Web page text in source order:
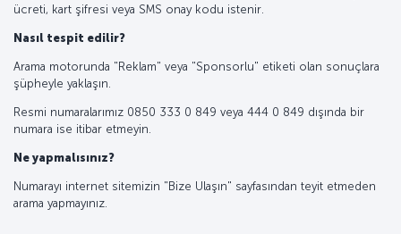
ücreti, kart şifresi veya SMS onay kodu istenir.
Nasıl tespit edilir?
Arama motorunda "Reklam" veya "Sponsorlu" etiketi olan sonuçlara
şüpheyle yaklaşın.
Resmi numaralarımız 0850 333 0 849 veya 444 0 849 dışında bir
numara ise itibar etmeyin.
Ne yapmalısınız?
Numarayı internet sitemizin "Bize Ulaşın" sayfasından teyit etmeden
arama yapmayınız.